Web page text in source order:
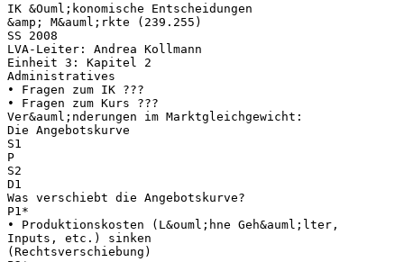
IK &Ouml;konomische Entscheidungen
&amp; M&auml;rkte (239.255)
SS 2008
LVA-Leiter: Andrea Kollmann
Einheit 3: Kapitel 2
Administratives
• Fragen zum IK ???
• Fragen zum Kurs ???
Ver&auml;nderungen im Marktgleichgewicht:
Die Angebotskurve
S1
P
S2
D1
Was verschiebt die Angebotskurve?
P1*
• Produktionskosten (L&ouml;hne Geh&auml;lter,
Inputs, etc.) sinken
(Rechtsverschiebung)